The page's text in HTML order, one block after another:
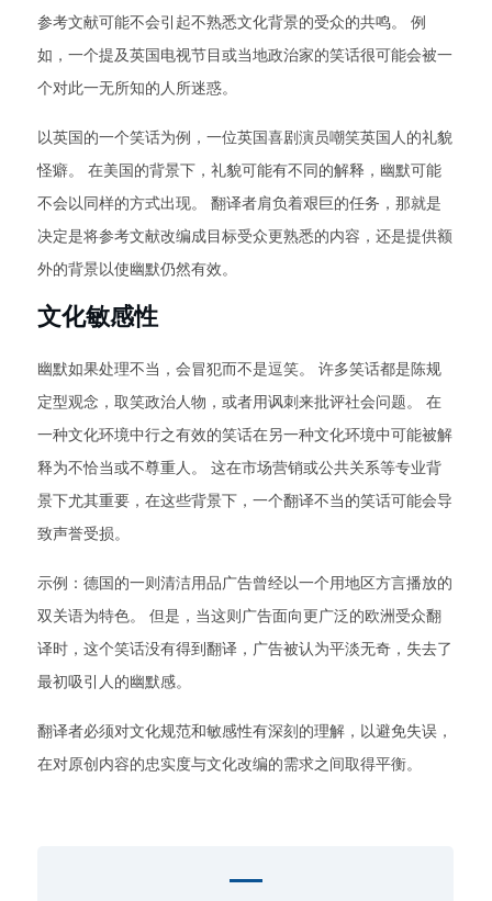
参考文献可能不会引起不熟悉文化背景的受众的共鸣。 例
如，一个提及英国电视节目或当地政治家的笑话很可能会被一
个对此一无所知的人所迷惑。
以英国的一个笑话为例，一位英国喜剧演员嘲笑英国人的礼貌
怪癖。 在美国的背景下，礼貌可能有不同的解释，幽默可能
不会以同样的方式出现。 翻译者肩负着艰巨的任务，那就是
决定是将参考文献改编成目标受众更熟悉的内容，还是提供额
外的背景以使幽默仍然有效。
文化敏感性
幽默如果处理不当，会冒犯而不是逗笑。 许多笑话都是陈规
定型观念，取笑政治人物，或者用讽刺来批评社会问题。 在
一种文化环境中行之有效的笑话在另一种文化环境中可能被解
释为不恰当或不尊重人。 这在市场营销或公共关系等专业背
景下尤其重要，在这些背景下，一个翻译不当的笑话可能会导
致声誉受损。
示例：德国的一则清洁用品广告曾经以一个用地区方言播放的
双关语为特色。 但是，当这则广告面向更广泛的欧洲受众翻
译时，这个笑话没有得到翻译，广告被认为平淡无奇，失去了
最初吸引人的幽默感。
翻译者必须对文化规范和敏感性有深刻的理解，以避免失误，
在对原创内容的忠实度与文化改编的需求之间取得平衡。